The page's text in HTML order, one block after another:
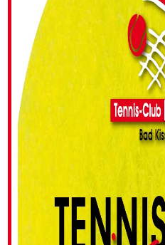
VEREINSHEFTE
JUGEND
PLÄTZE
FREIPLÄTZE
HALLE
ONLINE-
BUCHUNG
PLÄTZE
SONSTIGES
BESAITUNG